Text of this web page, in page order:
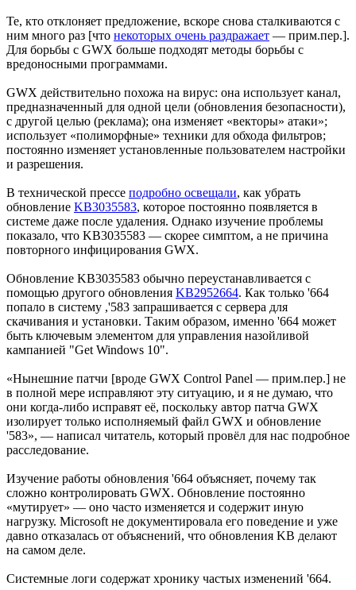
Те, кто отклоняет предложение, вскоре снова сталкиваются с
ним много раз [что некоторых очень раздражает — прим.пер.].
Для борьбы с GWX больше подходят методы борьбы с
вредоносными программами.
GWX действительно похожа на вирус: она использует канал,
предназначенный для одной цели (обновления безопасности),
c другой целью (реклама); она изменяет «векторы» атаки»;
использует «полиморфные» техники для обхода фильтров;
постоянно изменяет установленные пользователем настройки
и разрешения.
В технической прессе подробно освещали, как убрать
обновление KB3035583, которое постоянно появляется в
системе даже после удаления. Однако изучение проблемы
показало, что KB3035583 — скорее симптом, а не причина
повторного инфицирования GWX.
Обновление KB3035583 обычно переустанавливается с
помощью другого обновления KB2952664. Как только '664
попало в систему ,'583 запрашивается с сервера для
скачивания и установки. Таким образом, именно '664 может
быть ключевым элементом для управления назойливой
кампанией "Get Windows 10".
«Нынешние патчи [вроде GWX Control Panel — прим.пер.] не
в полной мере исправляют эту ситуацию, и я не думаю, что
они когда-либо исправят её, поскольку автор патча GWX
изолирует только исполняемый файл GWX и обновление
'583», — написал читатель, который провёл для нас подробное
расследование.
Изучение работы обновления '664 объясняет, почему так
сложно контролировать GWX. Обновление постоянно
«мутирует» — оно часто изменяется и содержит иную
нагрузку. Microsoft не документировала его поведение и уже
давно отказалась от объяснений, что обновления KB делают
на самом деле.
Системные логи содержат хронику частых изменений '664.